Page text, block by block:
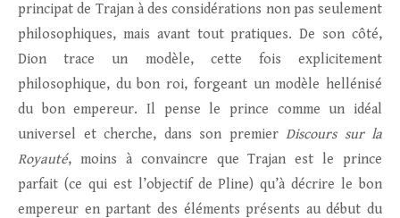
principat de Trajan à des considérations non pas seulement
philosophiques, mais avant tout pratiques. De son côté,
Dion trace un modèle, cette fois explicitement
philosophique, du bon roi, forgeant un modèle hellénisé
du bon empereur. Il pense le prince comme un idéal
universel et cherche, dans son premier Discours sur la
Royauté, moins à convaincre que Trajan est le prince
parfait (ce qui est l’objectif de Pline) qu’à décrire le bon
empereur en partant des éléments présents au début du